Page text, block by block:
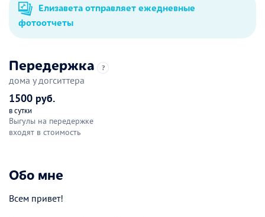
Елизавета отправляет ежедневные
фотоотчеты
Передержка ?
дома у догситтера
1500 руб.
в сутки
Выгулы на передержке
входят в стоимость
Обо мне
Всем привет!